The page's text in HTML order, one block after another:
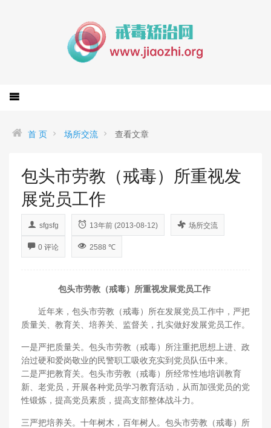
首 页 场所交流 查看文章
包头市劳教（戒毒）所重视发
展党员工作
sfgsfg 13年前 (2013-08-12) 场所交流
0 评论 2588 ℃
包头市劳教（戒毒）所重视发展党员工作
近年来，包头市劳教（戒毒）所在发展党员工作中，严把
质量关、教育关、培养关、监督关，扎实做好发展党员工作。
一是严把质量关。包头市劳教（戒毒）所注重把思想上进、政
治过硬和爱岗敬业的民警职工吸收充实到党员队伍中来。
二是严把教育关。包头市劳教（戒毒）所经常性地培训教育
新、老党员，开展各种党员学习教育活动，从而加强党员的党
性锻炼，提高党员素质，提高支部整体战斗力。
三严把培养关。十年树木，百年树人。包头市劳教（戒毒）所